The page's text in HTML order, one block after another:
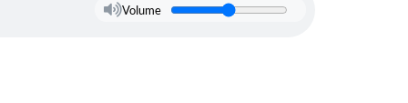
Volume